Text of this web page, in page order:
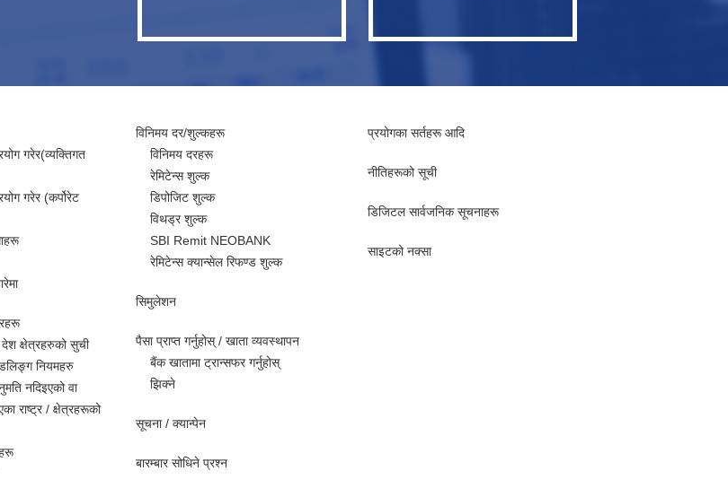
गरेर(व्यक्तिगत
गरेर (कर्पोरेट
क्षेत्रहरुको सुची
नियमहरु
नदिइएको वा
राष्ट्र / क्षेत्रहरूको
विनिमय दर/शुल्कहरू
विनिमय दरहरू
रेमिटेन्स शुल्क
डिपोजिट शुल्क
विथड्र शुल्क
SBI Remit NEOBANK
रेमिटेन्स क्यान्सेल रिफण्ड शुल्क
सिमुलेशन
पैसा प्राप्त गर्नुहोस् / खाता व्यवस्थापन
बैंक खातामा ट्रान्सफर गर्नुहोस्
झिक्ने
सूचना / क्यान्पेन
बारम्बार सोधिने प्रश्न
प्रयोगका सर्तहरू आदि
नीतिहरूको सूची
​​डिजिटल सार्वजनिक सूचनाहरू
साइटको नक्सा